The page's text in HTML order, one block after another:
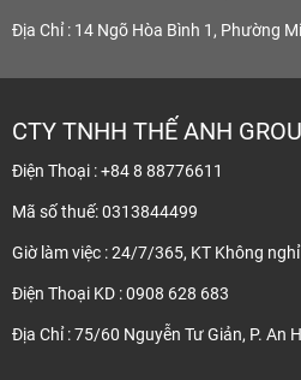
Địa Chỉ : 14 Ngõ Hòa Bình 1, Phường
CTY TNHH THẾ ANH
Điện Thoại : +84 8 88776611
Mã số thuế: 0313844499
Giờ làm việc : 24/7/365, KT Không
Điện Thoại KD : 0908 628 683
Địa Chỉ : 75/60 Nguyễn Tư Giản, P. An